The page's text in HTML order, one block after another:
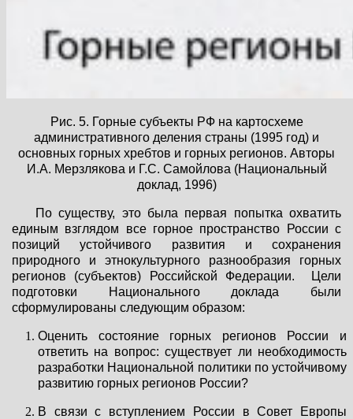
Рис. 5. Горные субъекты РФ на картосхеме
административного деления страны (1995 год) и
основных горных хребтов и горных регионов. Авторы
И.А. Мерзлякова и Г.С. Самойлова (Национальный
доклад, 1996)
По существу, это была первая попытка охватить
единым взглядом все горное пространство России с
позиций устойчивого развития и сохранения
природного и этнокультурного разнообразия горных
регионов (субъектов) Российской Федерации. Цели
подготовки Национального доклада были
сформулированы следующим образом:
Оценить состояние горных регионов России и
ответить на вопрос: существует ли необходимость
разработки Национальной политики по устойчивому
развитию горных регионов России?
В связи с вступлением России в Совет Европы